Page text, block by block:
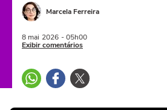
Marcela Ferreira
8 mai 2026 - 05h00
Exibir comentários